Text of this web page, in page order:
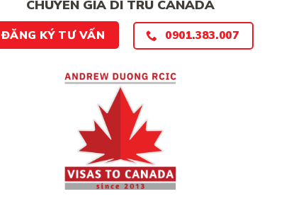
CHUYÊN GIA DI TRÚ CANADA
ĐĂNG KÝ TƯ VẤN 0901.383.007